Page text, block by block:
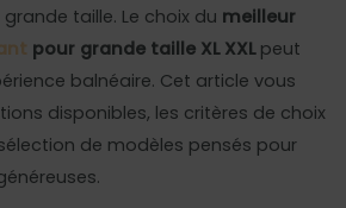
taille. Le choix du meilleur
pour grande taille XL XXLpeut
balnéaire. Cet article vous
disponibles, les critères de choix
de modèles pensés pour